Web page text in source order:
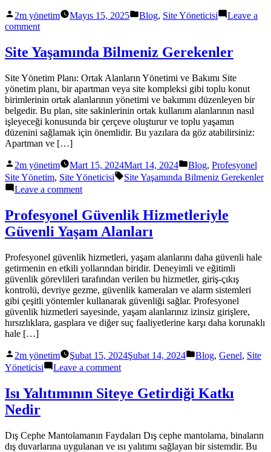
Posted
by
2m yönetim Mayıs 15, 2025
Posted
Blog, Site Yöneticisi
Leave a
commenton
Toplu
Yaşam
İçin
Uygulamalar
Site Yaşamında Bilmeniz Gerekenler
Site Yönetim Planı: Ortak Alanların Yönetimi ve Bakımı Site
yönetim planı, bir apartman veya site kompleksi gibi toplu konut
birimlerinin ortak alanlarının yönetimi ve bakımını düzenleyen bir
belgedir. Bu plan, site sakinlerinin ortak kullanım alanlarının nasıl
işleyeceği konusunda bir çerçeve oluşturur ve toplu yaşamın
düzenini sağlamak için önemlidir. Bu yazılara da göz atabilirsiniz:
Apartman ve […]
Posted
by
2m yönetim Mart 15, 2024Mart 14, 2024
Posted
in
Blog, Profesyonel
Site Yönetim, Site Yöneticisi Tags:
Site Yaşamında Bilmeniz Gerekenler
Leave a commenton
Yaşamında
Bilmeniz
Gerekenler
Profesyonel Güvenlik Hizmetleriyle
Güvenli Yaşam Alanları
Profesyonel güvenlik hizmetleri, yaşam alanlarını daha güvenli hale
getirmenin en etkili yollarından biridir. Deneyimli ve eğitimli
güvenlik görevlileri tarafından verilen bu hizmetler, giriş-çıkış
kontrolü, devriye gezme, güvenlik kameraları ve alarm sistemleri
gibi çeşitli yöntemler kullanarak güvenliği sağlar. Profesyonel
güvenlik hizmetleri sayesinde, yaşam alanlarınız izinsiz girişlere,
hırsızlıklara, gasplara ve diğer suç faaliyetlerine karşı daha korunaklı
hale […]
Posted
by
2m yönetim Şubat 15, 2024Şubat 14, 2024
Posted
Blog, Genel, Site
Yöneticisi
Leave a commenton
Güvenlik
Hizmetleriyle
Alanları
Isı Yalıtımının Siteye Getirdiği Katkı
Nedir
Dış Cephe Mantolamanın Faydaları Dış cephe mantolama, binaların
dış duvarlarına uygulanan ve ısı yalıtımı sağlayan bir sistemdir. Bu